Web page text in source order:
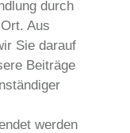
durch
Aus
Sie darauf
Beiträge
werden